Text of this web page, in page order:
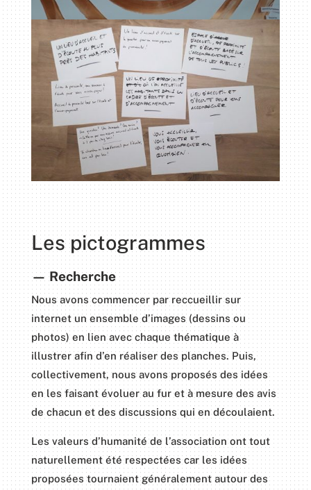
Les pictogrammes
— Recherche
Nous avons commencer par reccueillir sur
internet un ensemble d’images (dessins ou
photos) en lien avec chaque thématique à
illustrer afin d’en réaliser des planches. Puis,
collectivement, nous avons proposés des idées
en les faisant évoluer au fur et à mesure des avis
de chacun et des discussions qui en découlaient.
Les valeurs d’humanité de l’association ont tout
naturellement été respectées car les idées
proposées tournaient généralement autour des